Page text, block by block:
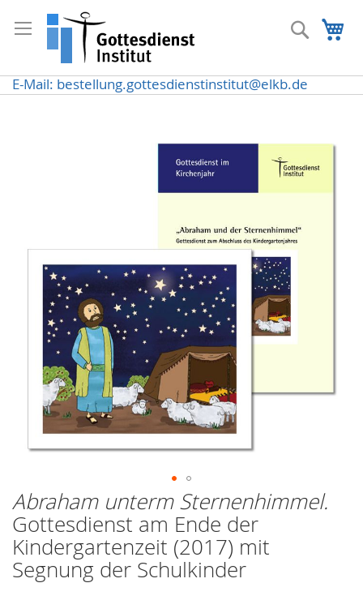
zum
Inhalt
Suche
E-Mail: bestellung.gottesdienstinstitut@elkb.de
Abraham unterm Sternenhimmel.
Gottesdienst am Ende der
Kindergartenzeit (2017) mit
Segnung der Schulkinder
Zum
Anfang
der
Bildergalerie
springen